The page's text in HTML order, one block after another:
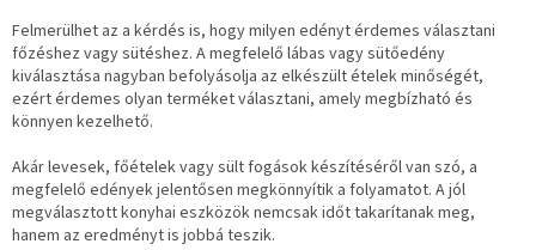
e
m
e
i
Felmerülhet az a kérdés is, hogy milyen edényt érdemes választani
főzéshez vagy sütéshez. A megfelelő lábas vagy sütőedény
kiválasztása nagyban befolyásolja az elkészült ételek minőségét,
ezért érdemes olyan terméket választani, amely megbízható és
könnyen kezelhető.
Akár levesek, főételek vagy sült fogások készítéséről van szó, a
megfelelő edények jelentősen megkönnyítik a folyamatot. A jól
megválasztott konyhai eszközök nemcsak időt takarítanak meg,
hanem az eredményt is jobbá teszik.